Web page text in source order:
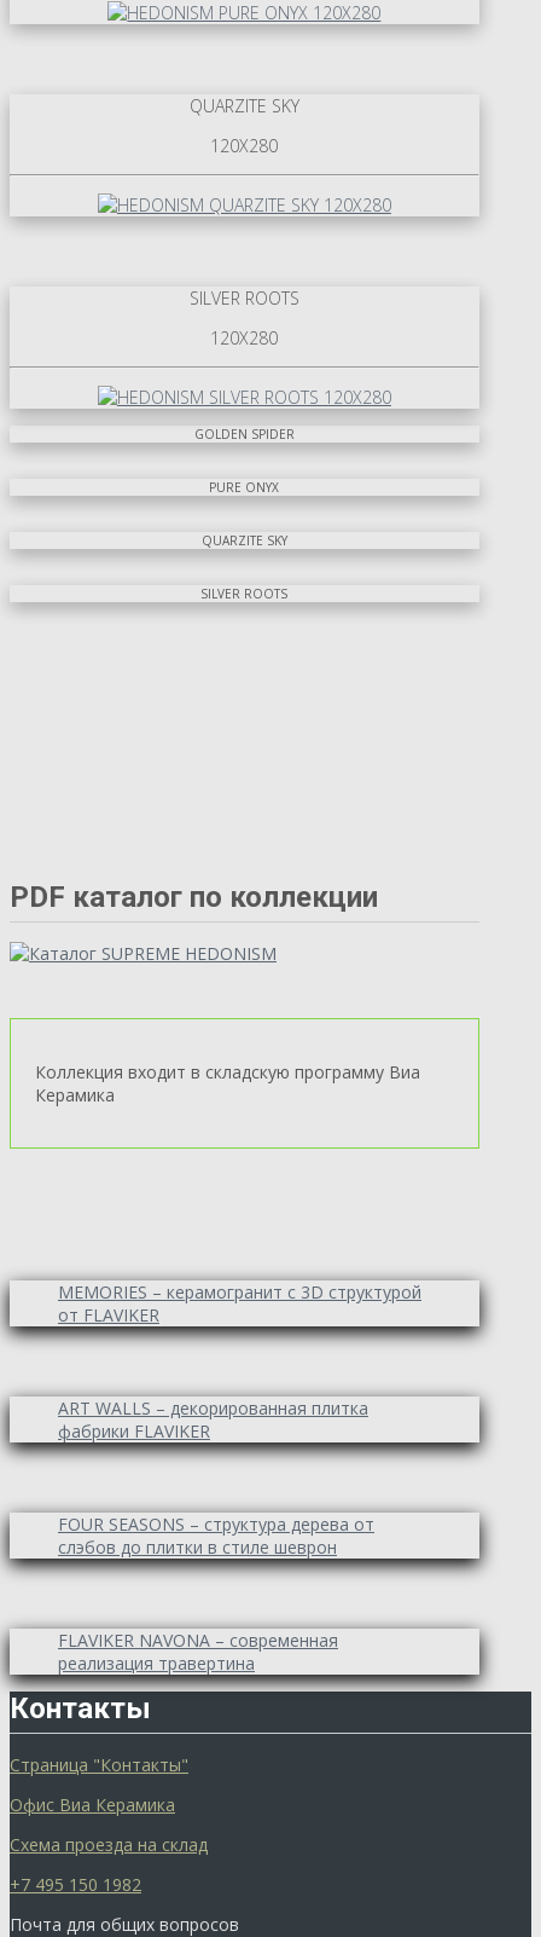
QUARZITE SKY
120X280
SILVER ROOTS
120X280
GOLDEN SPIDER
PURE ONYX
QUARZITE SKY
SILVER ROOTS
PDF каталог по коллекции
Коллекция входит в складскую программу Виа
Керамика
MEMORIES – керамогранит с 3D структурой
от FLAVIKER
ART WALLS – декорированная плитка
фабрики FLAVIKER
FOUR SEASONS – структура дерева от
слэбов до плитки в стиле шеврон
FLAVIKER NAVONA – современная
реализация травертина
Контакты
Страница "Контакты"
Офис Виа Керамика
Схема проезда на склад
+7 495 150 1982
Почта для общих вопросов